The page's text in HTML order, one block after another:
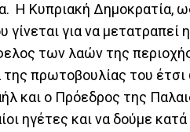
Η Κυπριακή Δημοκρατία,
γίνεται για να
των λαών της
της πρωτοβουλίας του
και ο Πρόεδρος της
ηγέτες και να δούμε